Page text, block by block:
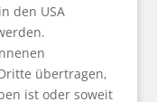
den USA
übertragen,
ist oder soweit